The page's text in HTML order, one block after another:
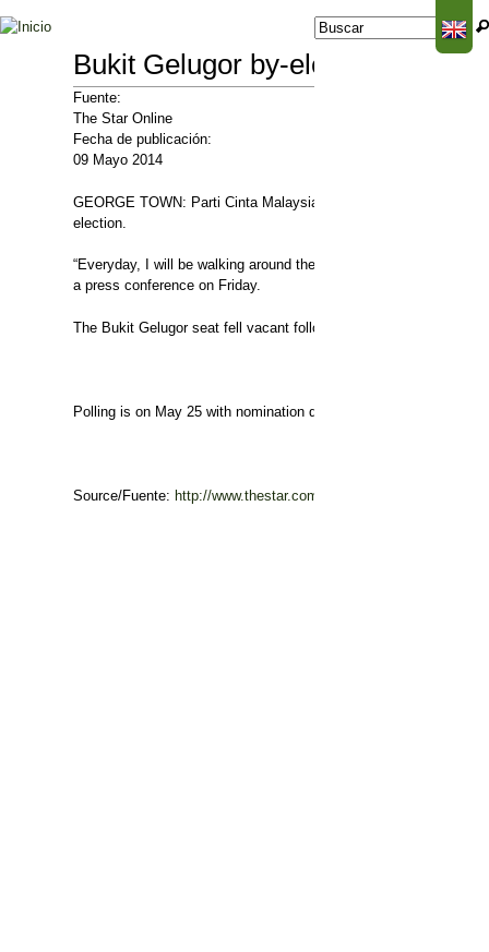
Formulario de
Buscar
Bukit Gelugor by-election: PCM
Fuente:
The Star Online
Fecha de publicación:
09 Mayo 2014
GEORGE TOWN: Parti Cinta Malaysia (PCM) vice-president
election.
“Everyday, I will be walking around the market to communicate
a press conference on Friday.
The Bukit Gelugor seat fell vacant following the untimely
Polling is on May 25 with nomination day set for May 12.
Source/Fuente: http://www.thestar.com.my/News/Nation/2014/